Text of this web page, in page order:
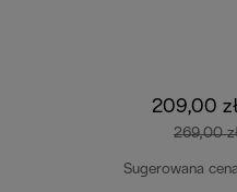
209,00
269,00
Sugerowana